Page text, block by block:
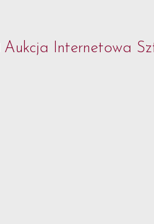
Aukcja Internetowa